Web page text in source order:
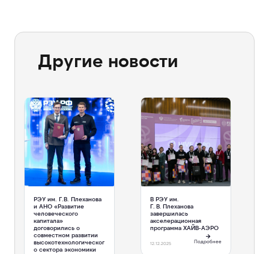
Другие новости
РЭУ им. Г.В. Плеханова
и АНО «Развитие
человеческого
капитала»
договорились о
совместном развитии
высокотехнологическог
о сектора экономики
В РЭУ им.
Г. В. Плеханова
завершилась
акселерационная
программа ХАЙВ-АЭРО
12.12.2025 Подробнее